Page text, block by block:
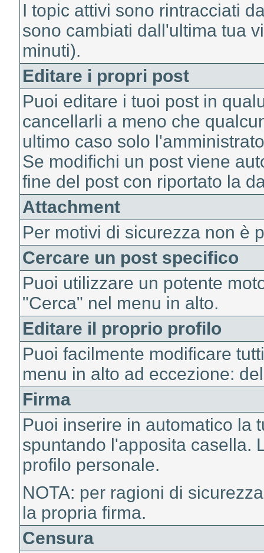
I topic attivi sono rintracciati
sono cambiati dall'ultima tua
minuti).
Editare i propri post
Puoi editare i tuoi post in
cancellarli a meno che
ultimo caso solo
Se modifichi un post viene
fine del post con riportato la
Attachment
Per motivi di sicurezza non è
Cercare un post specifico
Puoi utilizzare un potente
"Cerca" nel menu in alto.
Editare il proprio profilo
Puoi facilmente modificare
menu in alto ad eccezione:
Firma
Puoi inserire in automatico la
spuntando l'apposita casella.
profilo personale.
NOTA: per ragioni di
la propria firma.
Censura